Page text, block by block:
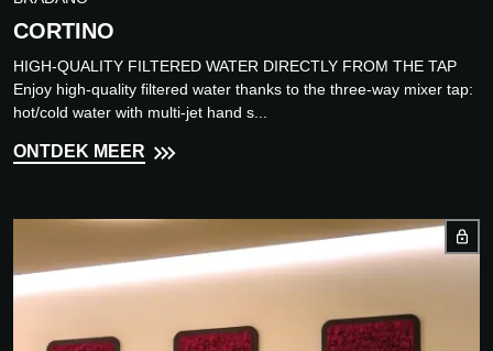
CORTINO
HIGH-QUALITY FILTERED WATER DIRECTLY FROM THE TAP
Enjoy high-quality filtered water thanks to the three-way mixer tap:
hot/cold water with multi-jet hand s...
ONTDEK MEER